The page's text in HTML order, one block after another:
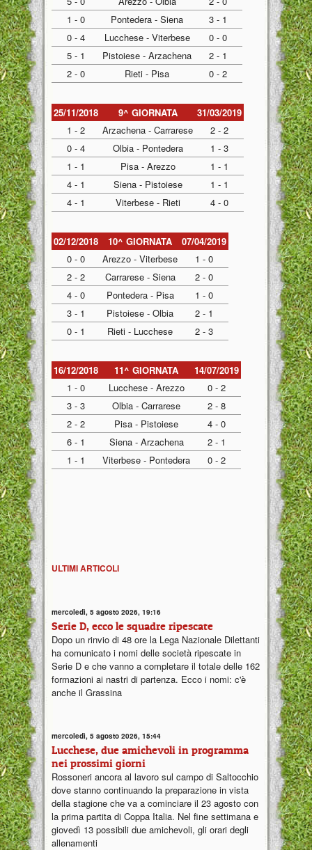
1 - 0
Pontedera - Siena
3 - 1
0 - 4
Lucchese - Viterbese
0 - 0
5 - 1
Pistoiese - Arzachena
2 - 1
2 - 0
Rieti - Pisa 0 - 2
25/11/2018 9^ GIORNATA
31/03/2019
1 - 2
Arzachena - Carrarese
2 - 2
0 - 4
Olbia - Pontedera
1 - 3
1 - 1
Pisa - Arezzo
1 - 1
4 - 1
Siena - Pistoiese
1 - 1
4 - 1
Viterbese - Rieti 4 - 0
02/12/2018 10^ GIORNATA
07/04/2019
0 - 0
Arezzo - Viterbese
1 - 0
2 - 2
Carrarese - Siena
2 - 0
4 - 0
Pontedera - Pisa
1 - 0
3 - 1
Pistoiese - Olbia
2 - 1
0 - 1
Rieti - Lucchese 2 - 3
16/12/2018 11^ GIORNATA
14/07/2019
1 - 0
Lucchese - Arezzo
0 - 2
3 - 3
Olbia - Carrarese
2 - 8
2 - 2
Pisa - Pistoiese
4 - 0
6 - 1
Siena - Arzachena
2 - 1
1 - 1
Viterbese - Pontedera 0 - 2
ULTIMI ARTICOLI
mercoledì, 5 agosto 2026, 19:16
Serie D, ecco le squadre ripescate
Dopo un rinvio di 48 ore la Lega Nazionale Dilettanti
ha comunicato i nomi delle società ripescate in
Serie D e che vanno a completare il totale delle 162
formazioni ai nastri di partenza. Ecco i nomi: c'è
anche il Grassina
mercoledì, 5 agosto 2026, 15:44
Lucchese, due amichevoli in programma
nei prossimi giorni
Rossoneri ancora al lavoro sul campo di Saltocchio
dove stanno continuando la preparazione in vista
della stagione che va a cominciare il 23 agosto con
la prima partita di Coppa Italia. Nel fine settimana e
giovedì 13 possibili due amichevoli, gli orari degli
allenamenti